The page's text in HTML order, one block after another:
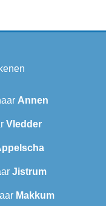
Annen
Vledder
Jistrum
Makkum